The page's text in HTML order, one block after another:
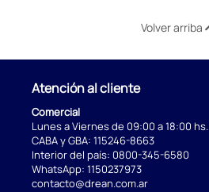
Volver arriba
Atención al cliente
Comercial
Lunes a Viernes de 09:00 a 18:00 hs.
CABA y GBA: 115246-8663
Interior del país: 0800-345-6580
WhatsApp: 1150237973
contacto@drean.com.ar